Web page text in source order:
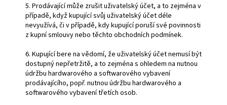
5. Prodávající může zrušit uživatelský účet, a to zejména v
případě, když kupující svůj uživatelský účet déle
nevyužívá, či v případě, kdy kupující poruší své povinnosti
z kupní smlouvy nebo těchto obchodních podmínek.
6. Kupující bere na vědomí, že uživatelský účet nemusí být
dostupný nepřetržitě, a to zejména s ohledem na nutnou
údržbu hardwarového a softwarového vybavení
prodávajícího, popř. nutnou údržbu hardwarového a
softwarového vybavení třetích osob.